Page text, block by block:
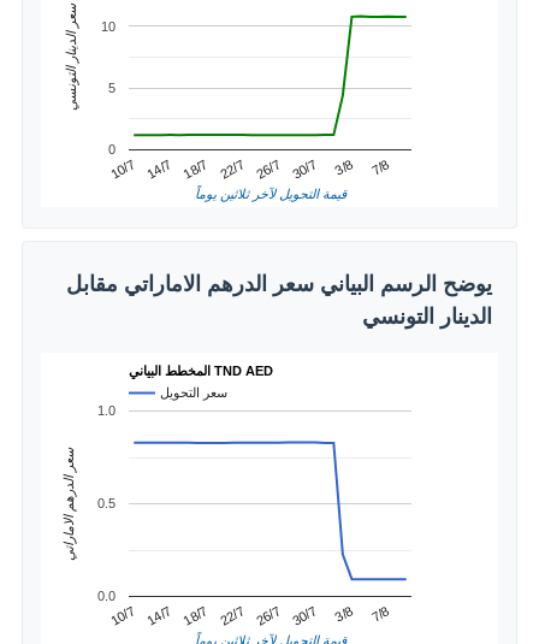
10/7 14/7 18/7 22/7 26/7 30/7 3/8 7/8
0
5
10
قيمة التحويل لآخر ثلاثين يوماً
سعر الدينار التونسي
يوضح الرسم البياني سعر الدرهم الاماراتي مقابل
الدينار التونسي
المخطط البياني TND AED
سعر التحويل
10/7 14/7 18/7 22/7 26/7 30/7 3/8 7/8
0.0
0.5
1.0
قيمة التحويل لآخر ثلاثين يوماً
سعر الدرهم الاماراتي